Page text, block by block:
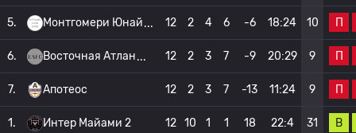
5. Монтгомери Юнай 12 2 4 6 -6 18:24 10 П
6. Восточная Атлан 12 2 3 7 -9 20:29 9 П
7. Апотеос 12 2 3 7 -13 11:24 9 П
1. Интер Майами 2 12 10 1 1 18 22:4 31 В